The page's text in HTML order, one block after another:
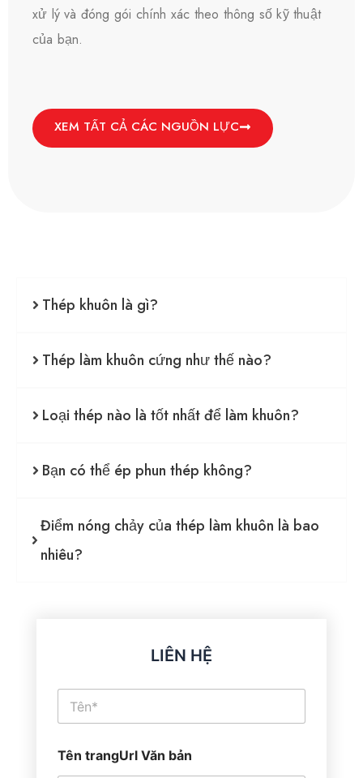
xử lý và đóng gói chính xác theo thông số kỹ thuật
của bạn.
XEM TẤT CẢ CÁC NGUỒN LỰC
Thép khuôn là gì?
Thép làm khuôn cứng như thế nào?
Loại thép nào là tốt nhất để làm khuôn?
Bạn có thể ép phun thép không?
Điểm nóng chảy của thép làm khuôn là bao
nhiêu?
LIÊN HỆ
T
n
Tên trangUrl Văn bản